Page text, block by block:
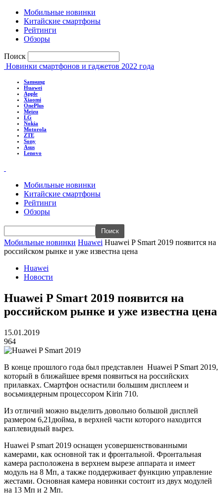
Мобильные новинки
Китайские смартфоны
Рейтинги
Обзоры
Поиск
Новинки смартфонов и гаджетов 2022 года
Samsung
Huawei
Apple
Xiaomi
OnePlus
Meizu
LG
Nokia
Motorola
ZTE
Sony
Asus
Lenovo
Мобильные новинки
Китайские смартфоны
Рейтинги
Обзоры
Мобильные новинки Huawei Huawei P Smart 2019 появится на
российском рынке и уже известна цена
Huawei
Новости
Huawei P Smart 2019 появится на
российском рынке и уже известна цена
15.01.2019
964
В конце прошлого года был представлен Huawei P Smart 2019,
который в ближайшее время появиться на российских
прилавках. Смартфон оснастили большим дисплеем и
восьмиядерным процессором Kirin 710.
Из отличий можно выделить довольно большой дисплей
размером 6,21дюйма, в верхней части которого находится
каплевидный вырез.
Huawei P smart 2019 оснащен усовершенствованными
камерами, как основной так и фронтальной. Фронтальная
камера расположена в верхнем вырезе аппарата и имеет
модуль на 8 Мп, а также поддерживает функцию управление
жестами. Основная камера новинки состоит из двух модулей
на 13 Мп и 2 Мп.